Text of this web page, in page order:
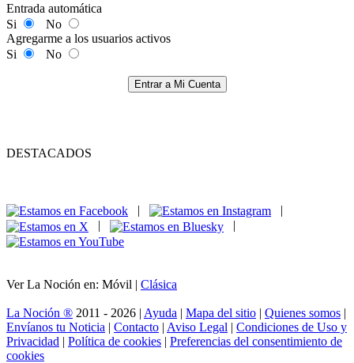
Entrada automática
Si
No
Agregarme a los usuarios activos
Si
No
Entrar a Mi Cuenta
DESTACADOS
|
|
|
|
Ver La Noción en: Móvil | Clásica
La Noción ® 2011 - 2026 | Ayuda | Mapa del sitio | Quienes somos |
Envíanos tu Noticia | Contacto | Aviso Legal | Condiciones de Uso y
Privacidad | Política de cookies | Preferencias del consentimiento de
cookies